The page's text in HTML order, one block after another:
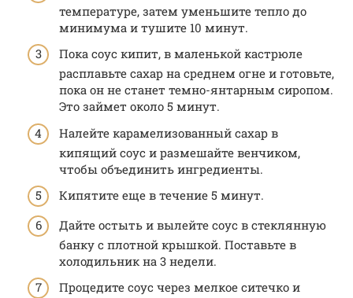
температуре, затем уменьшите тепло до
минимума и тушите 10 минут.
Пока соус кипит, в маленькой кастрюле
расплавьте сахар на среднем огне и готовьте,
пока он не станет темно-янтарным сиропом.
Это займет около 5 минут.
Налейте карамелизованный сахар в
кипящий соус и размешайте венчиком,
чтобы объединить ингредиенты.
Кипятите еще в течение 5 минут.
Дайте остыть и вылейте соус в стеклянную
банку с плотной крышкой. Поставьте в
холодильник на 3 недели.
Процедите соус через мелкое ситечко и